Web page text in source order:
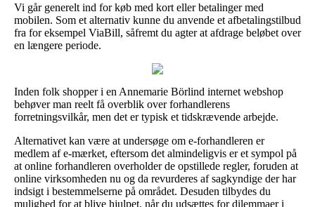
Vi går generelt ind for køb med kort eller betalinger med
mobilen. Som et alternativ kunne du anvende et afbetalingstilbud
fra for eksempel ViaBill, såfremt du agter at afdrage beløbet over
en længere periode.
Inden folk shopper i en Annemarie Börlind internet webshop
behøver man reelt få overblik over forhandlerens
forretningsvilkår, men det er typisk et tidskrævende arbejde.
Alternativet kan være at undersøge om e-forhandleren er
medlem af e-mærket, eftersom det almindeligvis er et sympol på
at online forhandleren overholder de opstillede regler, foruden at
online virksomheden nu og da revurderes af sagkyndige der har
indsigt i bestemmelserne på området. Desuden tilbydes du
mulighed for at blive hjulpet, når du udsættes for dilemmaer i